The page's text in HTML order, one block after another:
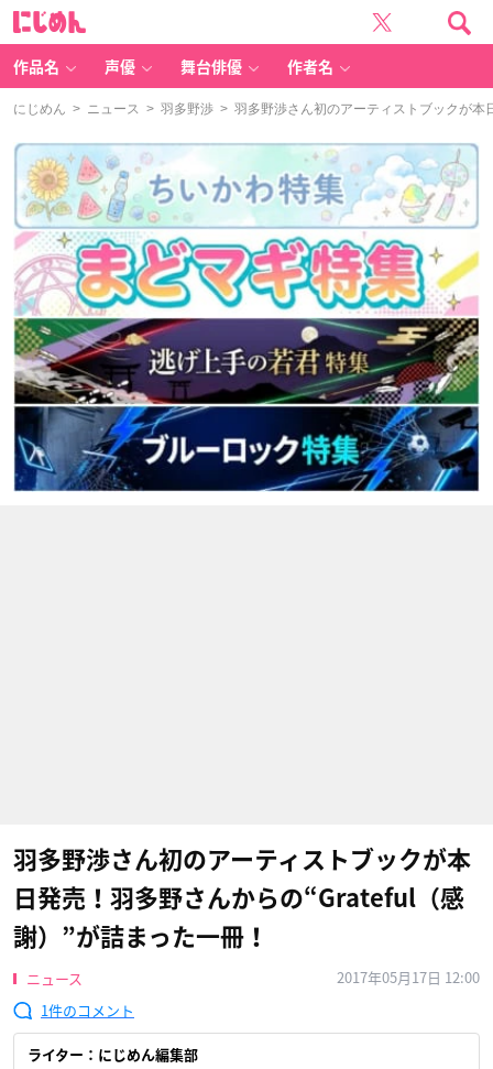
作品名 声優 舞台俳優 作者名
にじめん > ニュース > 羽多野渉 > 羽多野渉さん初のアーティストブックが本
羽多野渉さん初のアーティストブックが本
日発売！羽多野さんからの“Grateful（感
謝）”が詰まった一冊！
ニュース
2017年05月17日 12:00
1
ライター：にじめん編集部